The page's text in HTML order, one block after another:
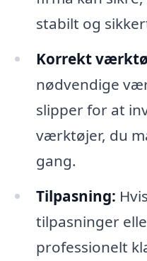
stabilt og
Korrekt
nødvendige
slipper for at
værktøjer, du
gang.
Tilpasning:
tilpasninger
professionelt